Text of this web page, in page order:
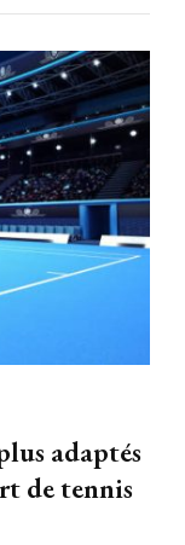
adaptés
de tennis